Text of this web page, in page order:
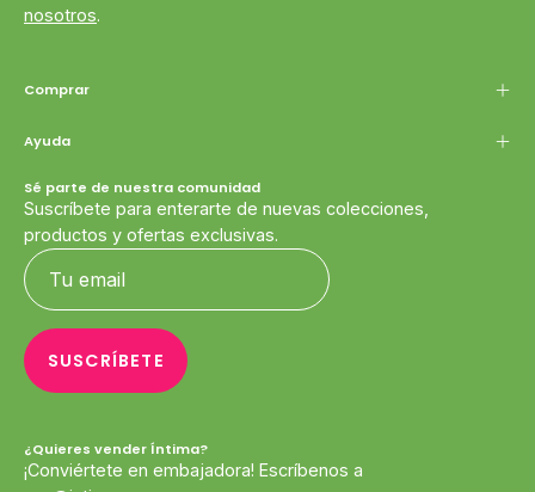
nosotros.
Comprar
Ayuda
Sé parte de nuestra comunidad
Suscríbete para enterarte de nuevas colecciones,
productos y ofertas exclusivas.
SUSCRÍBETE
¿Quieres vender Íntima?
¡Conviértete en embajadora! Escríbenos a